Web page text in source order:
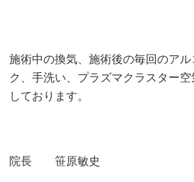
施術中の換気、施術後の毎回のア
ク、手洗い、プラズマクラスター
しております。
院長 笹原敏史